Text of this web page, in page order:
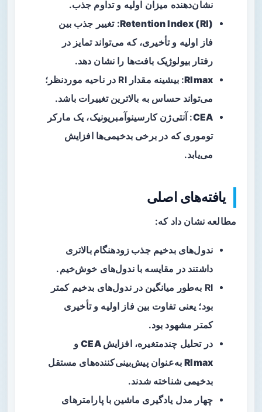
نشان‌دهنده میزان اولیه و تداوم جذب.
Retention Index (RI): تغییر جذب بین
فاز اولیه و تأخیری، که می‌تواند تمایز در
رفتار بیولوژیک بافت‌ها را نشان دهد.
RImax
: بیشینه مقدار RI در ناحیه موردنظر؛
می‌تواند حساس به بالاترین تغییرات باشد.
CEA: آنتی‌ژن کارسینوآمبریونیک، یک مارکر
توموری که در برخی بدخیمی‌ها افزایش
می‌یابد.
یافته‌های اصلی
مطالعه نشان داد که:
ندول‌های بدخیمجذب زودهنگام بالاتری
داشتند در مقایسه با ندول‌های خوش‌خیم.
RI به‌طور میانگین در ندول‌های بدخیم کمتر
بود؛ یعنی تفاوت بین فاز اولیه و تأخیری
کمتر مشهود بود.
در تحلیل چندمتغیره،افزایش CEA
و
RImaxبه‌عنوان پیش‌بینی‌کننده‌های مستقل
بدخیمی شناخته شدند.
چهار مدل یادگیری ماشین با پارامترهای